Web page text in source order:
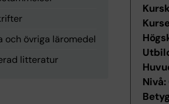
och övriga läromedel
litteratur
Nivå: